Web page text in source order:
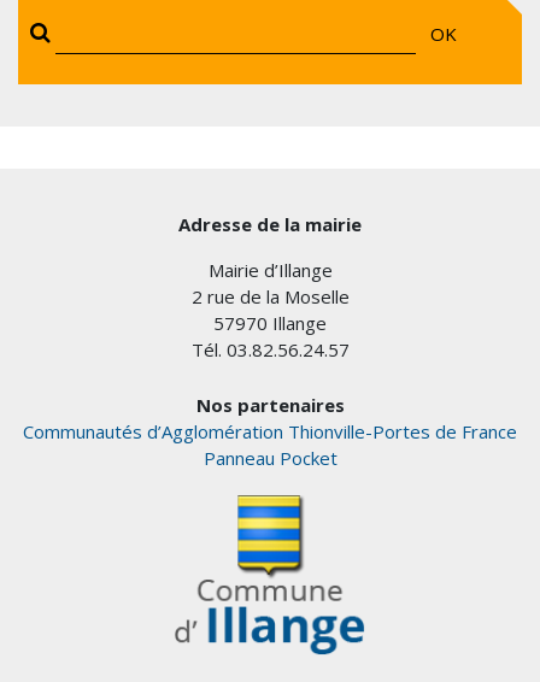
OK
Adresse de la mairie
Mairie d’Illange
2 rue de la Moselle
57970 Illange
Tél. 03.82.56.24.57
Nos partenaires
Communautés d’Agglomération Thionville-Portes de France
Panneau Pocket